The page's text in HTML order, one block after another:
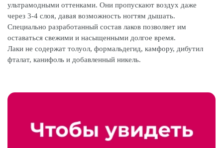
ультрамодными оттенками. Они пропускают воздух даже
через 3-4 слоя, давая возможность ногтям дышать.
Специально разработанный состав лаков позволяет им
оставаться свежими и насыщенными долгое время.
Лаки не содержат толуол, формальдегид, камфору, дибутил
фталат, канифоль и добавленный никель.